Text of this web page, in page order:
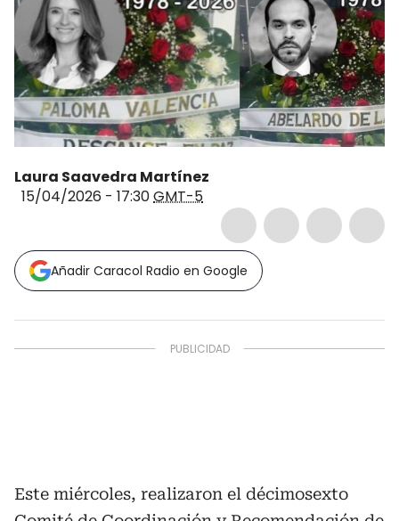
Laura Saavedra Martínez
15/04/2026 - 17:30GMT-5
Añadir Caracol Radio en Google
Este miércoles, realizaron el décimosexto